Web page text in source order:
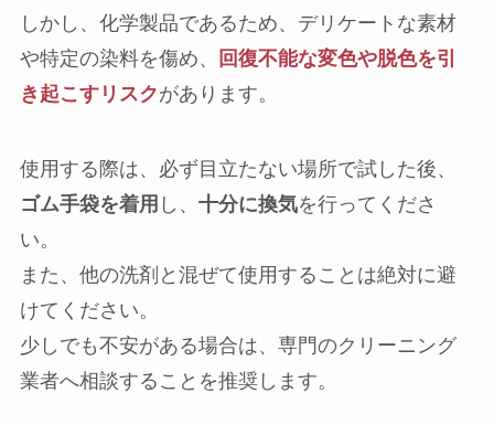
しかし、化学製品であるため、デリケートな素材
や特定の染料を傷め、
回復不能な変色や脱色を引
き起こすリスクがあります。
使用する際は、必ず目立たない場所で試した後、
ゴム手袋を着用 し、 十分に換気を行ってくださ
い。
また、他の洗剤と混ぜて使用することは絶対に避
けてください。
少しでも不安がある場合は、専門のクリーニング
業者へ相談することを推奨します。